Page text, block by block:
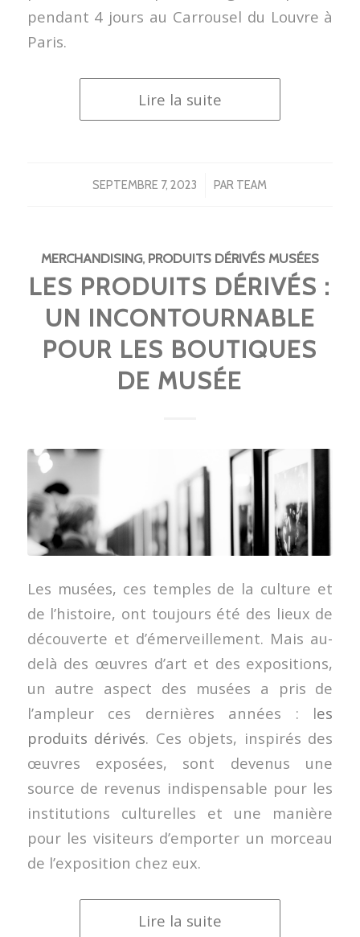
pendant 4 jours au Carrousel du Louvre à
Paris.
Lire la suite
SEPTEMBRE 7, 2023
/ PAR TEAM
MERCHANDISING, PRODUITS DÉRIVÉS MUSÉES
LES PRODUITS DÉRIVÉS :
UN INCONTOURNABLE
POUR LES BOUTIQUES
DE MUSÉE
Les musées, ces temples de la culture et
de l’histoire, ont toujours été des lieux de
découverte et d’émerveillement. Mais au-
delà des œuvres d’art et des expositions,
un autre aspect des musées a pris de
l’ampleur ces dernières années : les
produits dérivés. Ces objets, inspirés des
œuvres exposées, sont devenus une
source de revenus indispensable pour les
institutions culturelles et une manière
pour les visiteurs d’emporter un morceau
de l’exposition chez eux.
Lire la suite